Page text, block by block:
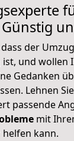
Günstig
der
und wollen
Gedanken
Lehnen
passende
mit
helfen kann.